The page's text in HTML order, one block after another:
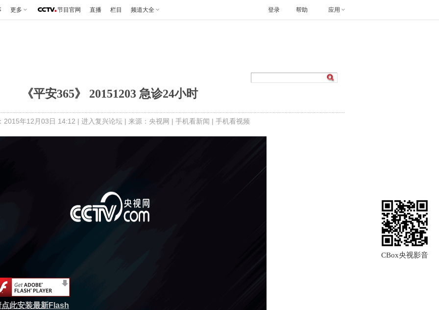
更多 节目官网 直播 栏目 频道大全 帮助 应用
登录
《平安365》 20151203 急诊24小时
2015年12月03日 14:12 | 进入复兴论坛 | 来源：央视网 | 手机看新闻 | 手机看视频
点此安装最新Flash
CBox央视影音